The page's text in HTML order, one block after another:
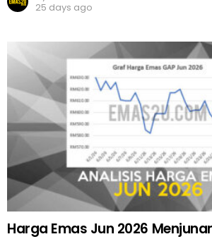
25 days ago
Harga Emas Jun 2026